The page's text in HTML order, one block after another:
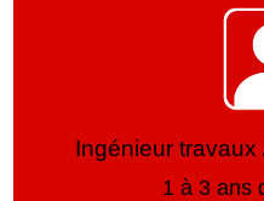
Ingénieur
1 à 3 ans